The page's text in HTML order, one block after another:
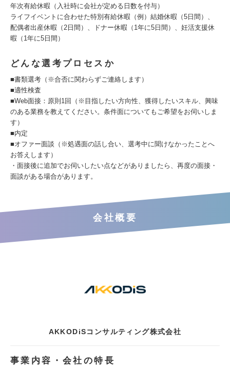
年次有給休暇（入社時に会社が定める日数を付与）
ライフイベントに合わせた特別有給休暇（例）結婚休暇（5日間）、
配偶者出産休暇（2日間）、ドナー休暇（1年に5日間）、妊活支援休
暇（1年に5日間）
どんな選考プロセスか
■書類選考（※合否に関わらずご連絡します）
■適性検査
■Web面接：原則1回（※目指したい方向性、獲得したいスキル、興味
のある業務を教えてください。条件面についてもご希望をお伺いしま
す）
■内定
■オファー面談（※処遇面の話し合い、選考中に聞けなかったことへ
お答えします）
・面接後に追加でお伺いしたい点などがありましたら、再度の面接・
面談がある場合があります。
会社概要
AKKODiSコンサルティング株式会社
事業内容・会社の特長